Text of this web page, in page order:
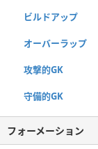
ビルドアップ
オーバーラップ
攻撃的GK
守備的GK
フォーメーション